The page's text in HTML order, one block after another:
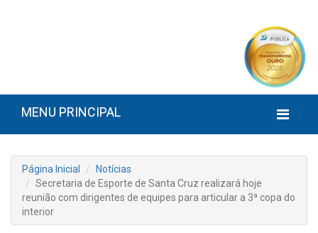
MENU PRINCIPAL
Página Inicial
Notícias
Secretaria de Esporte de Santa Cruz realizará hoje
reunião com dirigentes de equipes para articular a 3ª copa do
interior